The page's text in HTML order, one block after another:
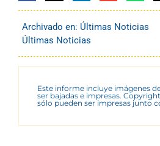
Archivado en: Últimas Noticias
Últimas Noticias
Este informe incluye imágenes
ser bajadas e impresas.
sólo pueden ser impresas junto